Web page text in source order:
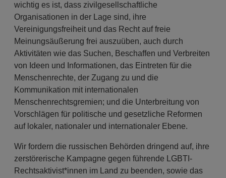
wichtig es ist, dass zivilgesellschaftliche
Organisationen in der Lage sind, ihre
Vereinigungsfreiheit und das Recht auf freie
Meinungsäußerung frei auszuüben, auch durch
Aktivitäten wie das Suchen, Beschaffen und Verbreiten
von Ideen und Informationen, das Eintreten für die
Menschenrechte, der Zugang zu und die
Kommunikation mit internationalen
Menschenrechtsgremien; und die Unterbreitung von
Vorschlägen für politische und gesetzliche Reformen
auf lokaler, nationaler und internationaler Ebene.
Wir fordern die russischen Behörden dringend auf, ihre
zerstörerische Kampagne gegen führende LGBTI-
Rechtsaktivist*innen im Land zu beenden, sowie das